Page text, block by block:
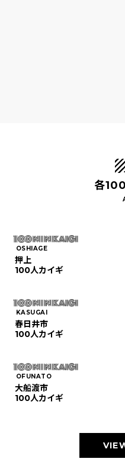
各
OSHIAGE
押上
100人カイギ
KASUGAI
春日井市
100人カイギ
OFUNATO
大船渡市
100人カイギ